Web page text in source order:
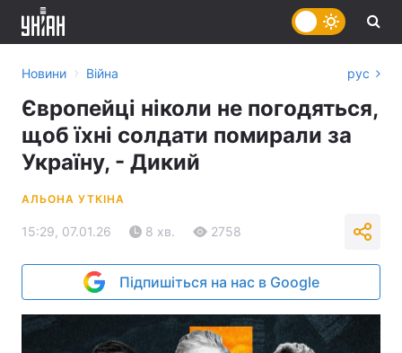
Новини › Війна рус
Європейці ніколи не погодяться,
щоб їхні солдати помирали за
Україну, - Дикий
АЛЬОНА УТКІНА
15:29, 07.01.26 8 хв. 2758
Підпишіться на нас в Google